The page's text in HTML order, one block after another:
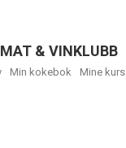
MAT & VINKLUBB
Min kokebok Mine kurs